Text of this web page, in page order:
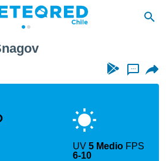
...
UV5 Medio FPS
6-10